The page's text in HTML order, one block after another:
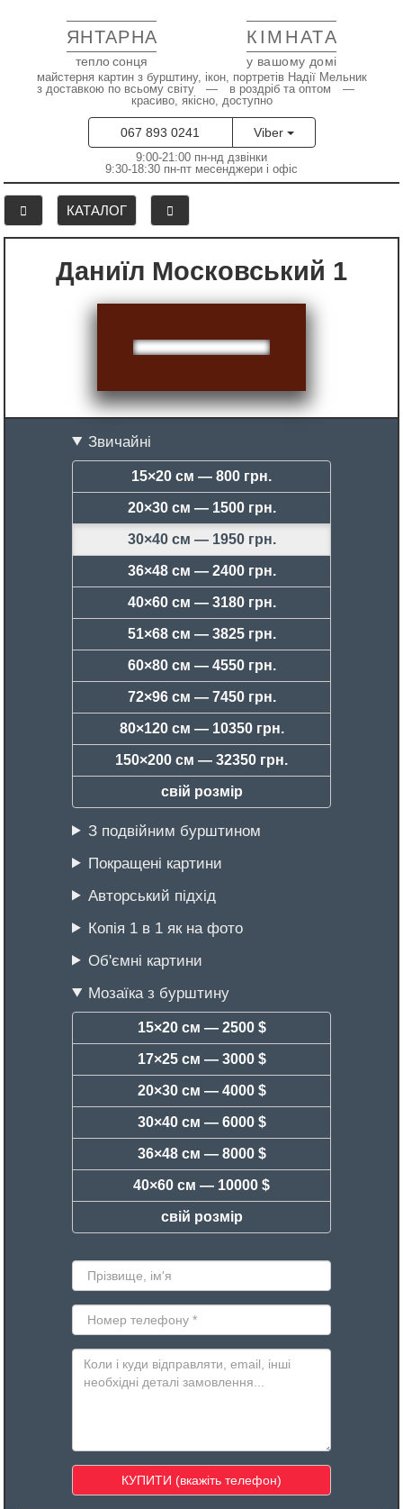
ЯНТАРНА КІМНАТА
тепло сонця у вашому домі
майстерня картин з бурштину, ікон, портретів Надії Мельник
з доставкою по всьому світу — в роздріб та оптом —
красиво, якісно, доступно
067 893 0241 Viber
9:00-21:00 пн-нд дзвінки
9:30-18:30 пн-пт месенджери і офіс
КАТАЛОГ
Даниїл Московський 1
Звичайні
15×20 см — 800 грн.
20×30 см — 1500 грн.
30×40 см — 1950 грн.
36×48 см — 2400 грн.
40×60 см — 3180 грн.
51×68 см — 3825 грн.
60×80 см — 4550 грн.
72×96 см — 7450 грн.
80×120 см — 10350 грн.
150×200 см — 32350 грн.
свій розмір
З подвійним бурштином
Покращені картини
Авторський підхід
Копія 1 в 1 як на фото
Об'ємні картини
Мозаїка з бурштину
15×20 см — 2500 $
17×25 см — 3000 $
20×30 см — 4000 $
30×40 см — 6000 $
36×48 см — 8000 $
40×60 см — 10000 $
свій розмір